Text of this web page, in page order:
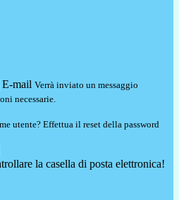
E-mail Verrà inviato un messaggio
necessarie.
utente? Effettua il reset della password
la casella di posta elettronica!